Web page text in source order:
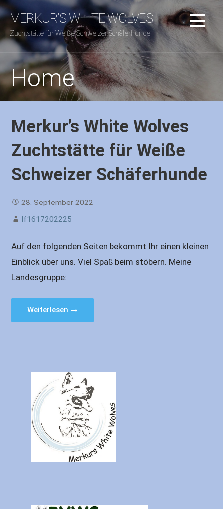
Zum
Inhalt
springen
MERKUR’S WHITE WOLVES
Zuchtstätte für Weiße Schweizer Schäferhunde
Home
Merkur’s White Wolves
Zuchtstätte für Weiße
Schweizer Schäferhunde
28. September 2022
If1617202225
Auf den folgenden Seiten bekommt Ihr einen kleinen
Einblick über uns. Viel Spaß beim stöbern. Meine
Landesgruppe:
Weiterlesen →